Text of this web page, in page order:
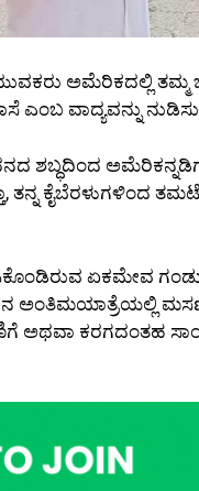
ಯುವಕರು ಅಮೆರಿಕದಲ್ಲಿ
ವಾದ್ಯವನ್ನು
ಶಬ್ಧದಿಂದ
ತನ್ನ
ಏಕಮೇವ
ಅಂತಿಮಯಾತ್ರೆಯಲ್ಲಿ
ಕರಗದಂತಹ